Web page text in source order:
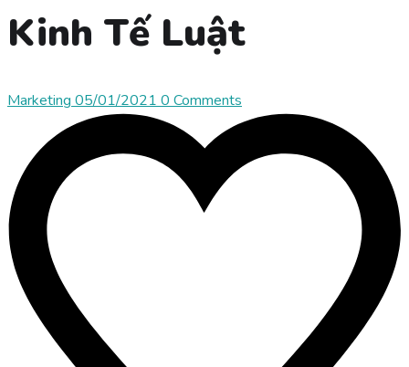
Kinh Tế Luật
Marketing 05/01/2021 0 Comments